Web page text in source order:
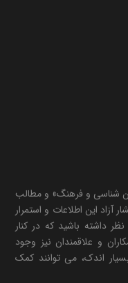
شناسی و فرهنگ» و مطالب
این اطلاعات و استمرار
داشته باشید که در کنار
و علاقمندان نیز وجود
اندک، می توانند کمک